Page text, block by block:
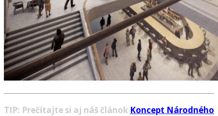
TIP: Prečítajte si aj náš článok Koncept Národného